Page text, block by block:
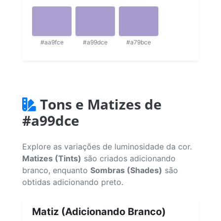
#aa9fce #a99dce #a79bce
Tons e Matizes de
#a99dce
Explore as variações de luminosidade da cor.
Matizes (Tints) são criados adicionando
branco, enquanto Sombras (Shades) são
obtidas adicionando preto.
Matiz (Adicionando Branco)